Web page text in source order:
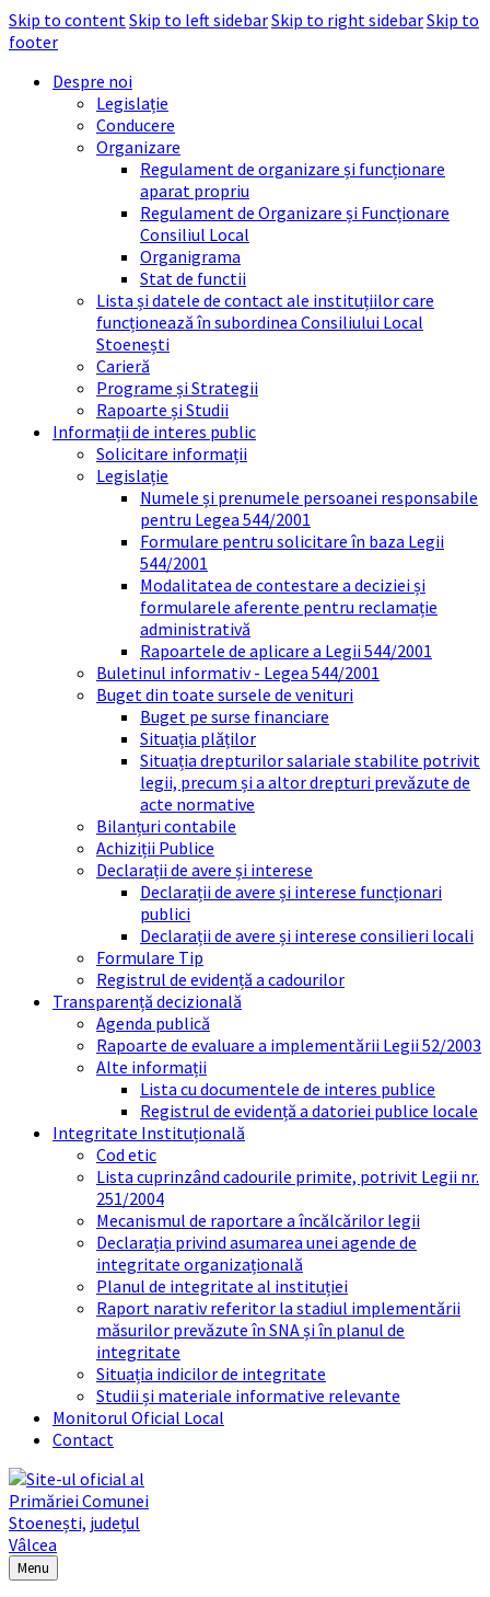
Skip to contentSkip to left sidebarSkip to right sidebarSkip to
footer
Despre noi
Legislație
Conducere
Organizare
Regulament de organizare și funcționare
aparat propriu
Regulament de Organizare și Funcționare
Consiliul Local
Organigrama
Stat de functii
Lista și datele de contact ale instituțiilor care
funcționează în subordinea Consiliului Local
Stoenești
Carieră
Programe și Strategii
Rapoarte și Studii
Informații de interes public
Solicitare informații
Legislație
Numele și prenumele persoanei responsabile
pentru Legea 544/2001
Formulare pentru solicitare în baza Legii
544/2001
Modalitatea de contestare a deciziei și
formularele aferente pentru reclamație
administrativă
Rapoartele de aplicare a Legii 544/2001
Buletinul informativ - Legea 544/2001
Buget din toate sursele de venituri
Buget pe surse financiare
Situația plăților
Situația drepturilor salariale stabilite potrivit
legii, precum și a altor drepturi prevăzute de
acte normative
Bilanțuri contabile
Achiziții Publice
Declarații de avere și interese
Declarații de avere și interese funcționari
publici
Declarații de avere și interese consilieri locali
Formulare Tip
Registrul de evidență a cadourilor
Transparență decizională
Agenda publică
Rapoarte de evaluare a implementării Legii 52/2003
Alte informații
Lista cu documentele de interes publice
Registrul de evidență a datoriei publice locale
Integritate Instituțională
Cod etic
Lista cuprinzând cadourile primite, potrivit Legii nr.
251/2004
Mecanismul de raportare a încălcărilor legii
Declarația privind asumarea unei agende de
integritate organizațională
Planul de integritate al instituției
Raport narativ referitor la stadiul implementării
măsurilor prevăzute în SNA și în planul de
integritate
Situația indicilor de integritate
Studii și materiale informative relevante
Monitorul Oficial Local
Contact
Menu